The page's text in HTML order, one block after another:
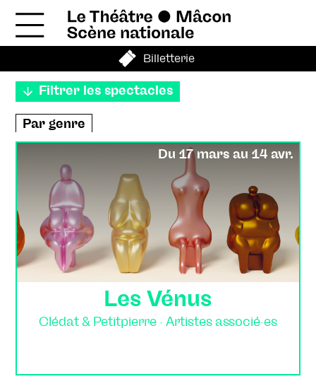
Billetterie
Filtrer les spectacles
Par genre
Cirque
Exposition - Visite Musique
Enfance et jeunesse Hors les murs
En journée
Par mois
Octobre
Décembre Janvier Février Mars
Nos rendez-vous
Du 17 mars au 14 avr.
Les Vénus
Clédat & Petitpierre · Artistes associé·es